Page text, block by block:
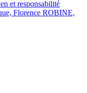
et responsabilité
Florence ROBINE,